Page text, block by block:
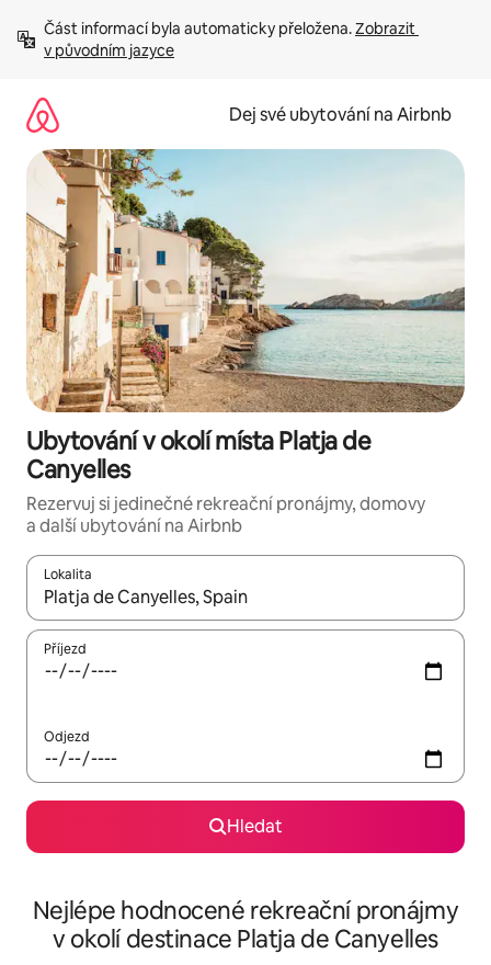
obsah
Část informací byla automaticky přeložena. Zobrazit
v původním jazyce
Dej své ubytování na Airbnb
Ubytování v okolí místa Platja de
Canyelles
Rezervuj si jedinečné rekreační pronájmy, domovy
a další ubytování na Airbnb
Lokalita
Až budou výsledky k dispozici, můžeš si je procházet pomocí
Příjezd
Odjezd
Hledat
Nejlépe hodnocené rekreační pronájmy
v okolí destinace Platja de Canyelles